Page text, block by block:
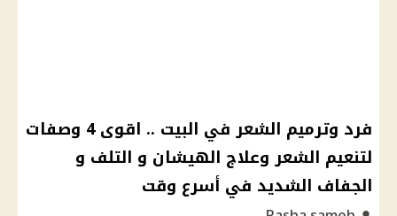
فرد وترميم الشعر في البيت .. اقوى 4 وصفات
لتنعيم الشعر وعلاج الهيشان و التلف و
الجفاف الشديد في أسرع وقت